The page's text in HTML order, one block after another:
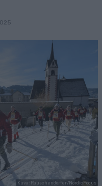
Kuva: Rauschendorfer/NordicFocus